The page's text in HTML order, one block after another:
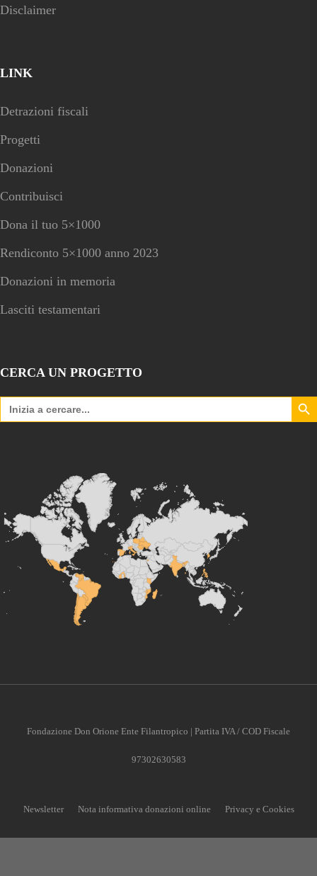
Disclaimer
LINK
Detrazioni fiscali
Progetti
Donazioni
Contribuisci
Dona il tuo 5×1000
Rendiconto 5×1000 anno 2023
Donazioni in memoria
Lasciti testamentari
CERCA UN PROGETTO
Search
for:
Search
Fondazione Don Orione Ente Filantropico | Partita IVA / COD Fiscale
97302630583
Newsletter Nota informativa donazioni online Privacy e Cookies